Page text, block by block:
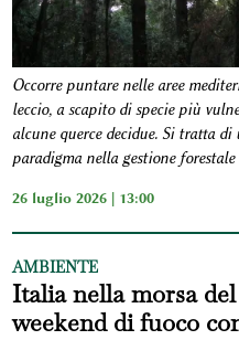
Occorre puntare nelle aree
leccio, a scapito di specie più
alcune querce decidue. Si tratta
paradigma nella gestione forestale
26 luglio 2026 | 13:00
AMBIENTE
Italia nella morsa
weekend di fuoco